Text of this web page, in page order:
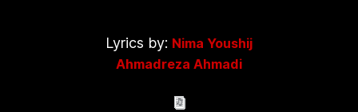
Lyrics by: Nima Youshij
Ahmadreza Ahmadi